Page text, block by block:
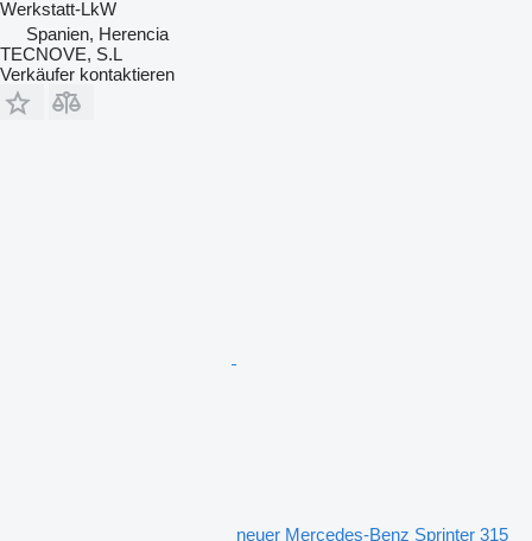
Werkstatt-LkW
Spanien, Herencia
TECNOVE, S.L
Verkäufer kontaktieren
neuer Mercedes-Benz Sprinter 315